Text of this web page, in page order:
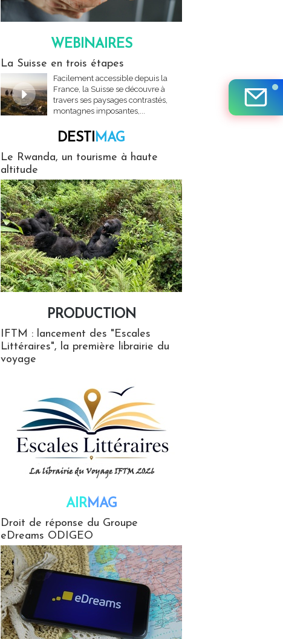
WEBINAIRES
La Suisse en trois étapes
Facilement accessible depuis la
France, la Suisse se découvre à
travers ses paysages contrastés,
montagnes imposantes,...
DESTIMAG
Le Rwanda, un tourisme à haute
altitude
PRODUCTION
IFTM : lancement des "Escales
Littéraires", la première librairie du
voyage
AIRMAG
Droit de réponse du Groupe
eDreams ODIGEO